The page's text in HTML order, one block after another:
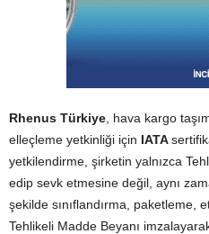
Rhenus Türkiye , hava kargo
elleçleme yetkinliği için IATA
yetkilendirme, şirketin yalnızca
edip sevk etmesine değil, aynı
şekilde sınıflandırma, paketleme,
Tehlikeli Madde Beyanı